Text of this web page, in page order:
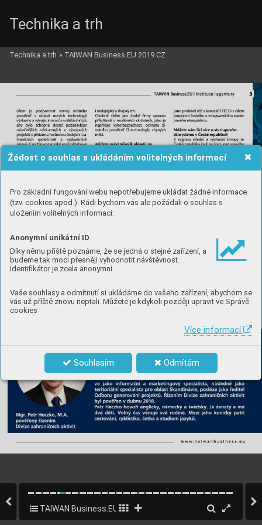
Žádost o souhlas s ukládáním volitelných informací
Pro základní fungování webu nepotřebujeme ukládat žádné informace
(tzv. cookies apod.). Rádi bychom vás ale požádali o souhlas s
uložením volitelných informací:
Anonymní unikátní ID
Díky němu příště poznáme, že se jedná o stejné zařízení, a
budeme tak moci přesněji vyhodnotit návštěvnost.
Identifikátor je zcela anonymní.
Vaše souhlasy a odmítnutí si ukládáme do vašeho zařízení, abychom se
vás už příště znovu neptali. Můžete je kdykoli později upravit ve Správě
cookies
Více informací
Souhlasím Odmítám
Technika a trh
Technika a trh » TAIWAN Business.EU 2019 CZ
TAIWAN Business.EU 2019 CZ